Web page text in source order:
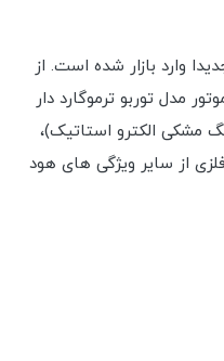
وارد بازار شده است. از
مدل توربو ترموگارد دار
مشکی الکترو استاتیک)،
از سایر ویژگی های هود